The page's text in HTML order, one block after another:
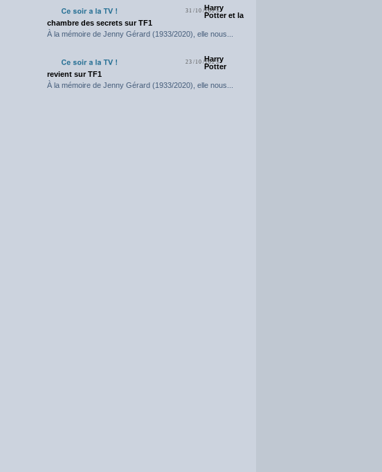
31/10/2023
Harry
Potter et la
chambre des secrets sur TF1
À la mémoire de Jenny Gérard (1933/2020), elle nous...
23/10/2023
Harry
Potter
revient sur TF1
À la mémoire de Jenny Gérard (1933/2020), elle nous...